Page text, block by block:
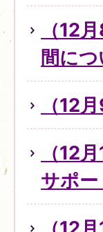
（12
間に
（12
（12
サポ